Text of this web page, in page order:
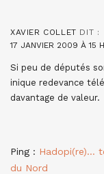
XAVIER COLLET DIT :
17 JANVIER 2009 À 15
Si peu de députés
inique redevance
davantage de valeur.
Ping : Hadopi(re)…
du Nord